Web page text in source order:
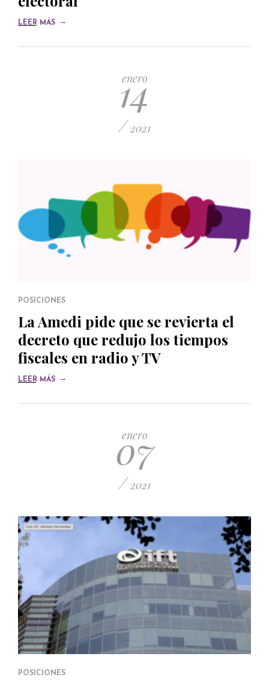
LEER MÁS →
enero
14
/ 2021
POSICIONES
La Amedi pide que se revierta el
decreto que redujo los tiempos
fiscales en radio y TV
LEER MÁS →
enero
07
/ 2021
POSICIONES